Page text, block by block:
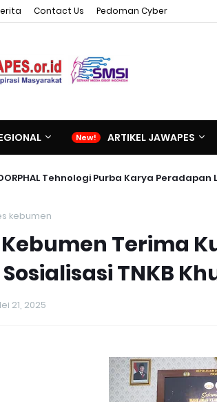
Contact Us Pedoman Cyber
ARTIKEL JAWAPES
Tehnologi Purba Karya Peradapan
kebumen
Terima
TNKB
21, 2025